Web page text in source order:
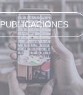
PUBLICACIONES